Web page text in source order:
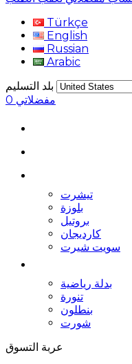
Türkçe
English
Russian
Arabic
بلد التسليم
مفضلاتي 0
تيشرت
بلوزة
بروتيل
كارديجان
سويت شيرت
بدلة رياضية
تنورة
بنطلون
شورت
عربة التسوق